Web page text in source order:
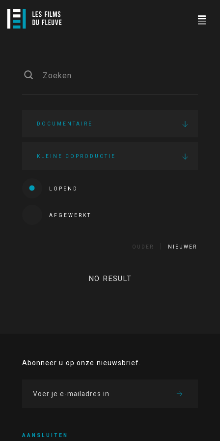
DOCUMENTAIRE
KLEINE COPRODUCTIE
LOPEND
AFGEWERKT
OUDER NIEUWER
NO RESULT
Abonneer u op onze nieuwsbrief.
AANSLUITEN